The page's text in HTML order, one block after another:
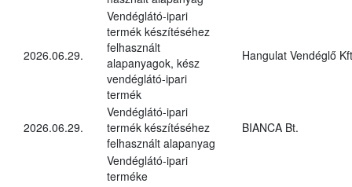
2026.06.29.
Vendéglátó-ipari
termék készítéséhez
felhasznált
alapanyagok, kész
vendéglátó-ipari
termék
Hangulat Vendéglő
2026.06.29.
Vendéglátó-ipari
termék készítéséhez
felhasznált alapanyag
BIANCA Bt.
Vendéglátó-ipari
terméke